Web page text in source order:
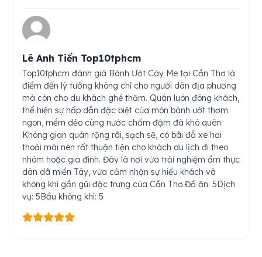
Lê Anh Tiến Top10tphcm
Top10tphcm đánh giá Bánh Ướt Cây Me tại Cần Thơ là
điểm đến lý tưởng không chỉ cho người dân địa phương
mà còn cho du khách ghé thăm. Quán luôn đông khách,
thể hiện sự hấp dẫn đặc biệt của món bánh ướt thơm
ngon, mềm dẻo cùng nước chấm đậm đà khó quên.
Không gian quán rộng rãi, sạch sẽ, có bãi đỗ xe hơi
thoải mái nên rất thuận tiện cho khách du lịch đi theo
nhóm hoặc gia đình. Đây là nơi vừa trải nghiệm ẩm thực
dân dã miền Tây, vừa cảm nhận sự hiếu khách và
không khí gần gũi đặc trưng của Cần Thơ.Đồ ăn: 5Dịch
vụ: 5Bầu không khí: 5